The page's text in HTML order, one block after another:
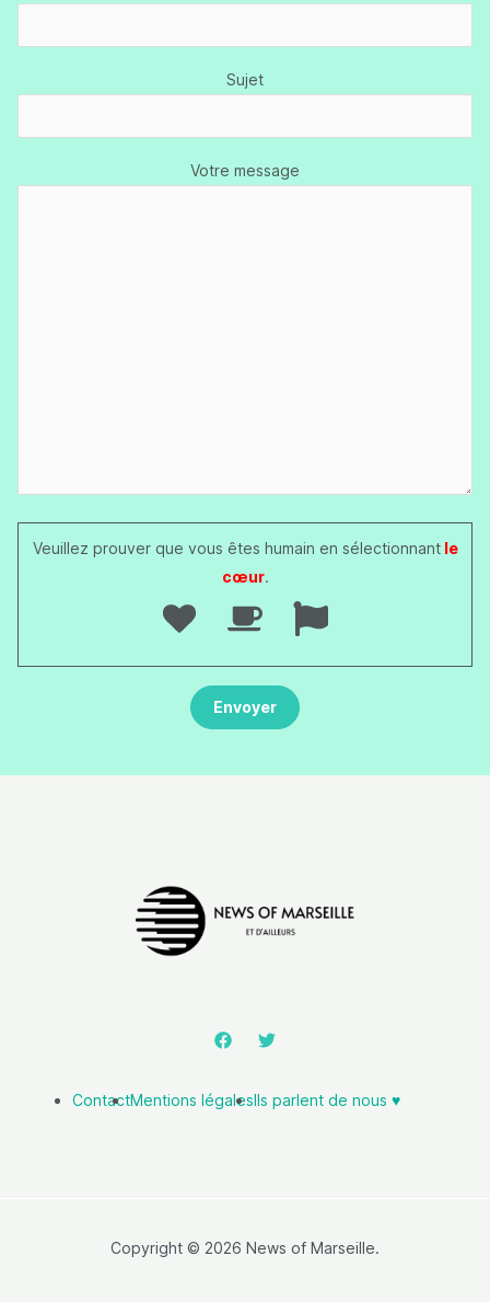
Sujet
Votre message
Veuillez prouver que vous êtes humain en sélectionnantle
cœur.
ContactMentions légalesIls parlent de nous ♥️
Copyright © 2026 News of Marseille.